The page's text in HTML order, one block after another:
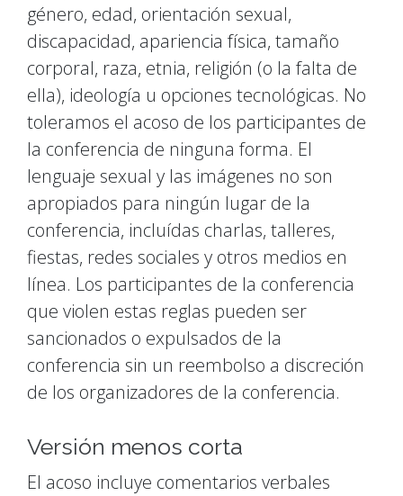
género, edad, orientación sexual,
discapacidad, apariencia física, tamaño
corporal, raza, etnia, religión (o la falta de
ella), ideología u opciones tecnológicas. No
toleramos el acoso de los participantes de
la conferencia de ninguna forma. El
lenguaje sexual y las imágenes no son
apropiados para ningún lugar de la
conferencia, incluídas charlas, talleres,
fiestas, redes sociales y otros medios en
línea. Los participantes de la conferencia
que violen estas reglas pueden ser
sancionados o expulsados ​​de la
conferencia sin un reembolso a discreción
de los organizadores de la conferencia.
Versión menos corta
El acoso incluye comentarios verbales